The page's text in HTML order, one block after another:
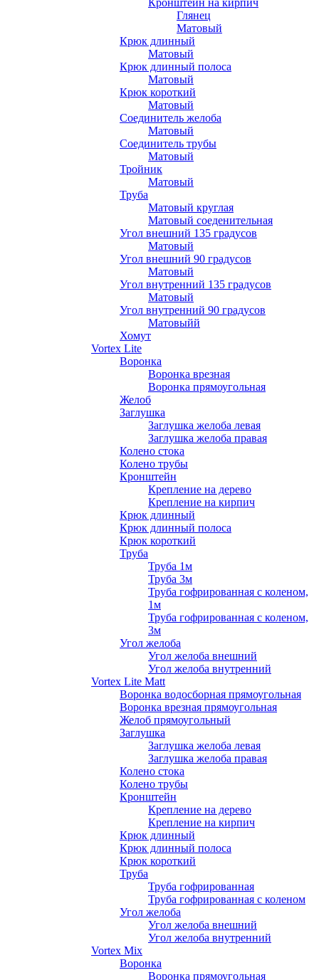
Кронштейн на кирпич
Глянец
Матовый
Крюк длинный
Матовый
Крюк длинный полоса
Матовый
Крюк короткий
Матовый
Соединитель желоба
Матовый
Соединитель трубы
Матовый
Тройник
Матовый
Труба
Матовый круглая
Матовый соеденительная
Угол внешний 135 градусов
Матовый
Угол внешний 90 градусов
Матовый
Угол внутренний 135 градусов
Матовый
Угол внутренний 90 градусов
Матовыйй
Хомут
Vortex Lite
Воронка
Воронка врезная
Воронка прямоугольная
Желоб
Заглушка
Заглушка желоба левая
Заглушка желоба правая
Колено стока
Колено трубы
Кронштейн
Крепление на дерево
Крепление на кирпич
Крюк длинный
Крюк длинный полоса
Крюк короткий
Труба
Труба 1м
Труба 3м
Труба гофрированная с коленом,
1м
Труба гофрированная с коленом,
3м
Угол желоба
Угол желоба внешний
Угол желоба внутренний
Vortex Lite Matt
Воронка водосборная прямоугольная
Воронка врезная прямоугольная
Желоб прямоугольный
Заглушка
Заглушка желоба левая
Заглушка желоба правая
Колено стока
Колено трубы
Кронштейн
Крепление на дерево
Крепление на кирпич
Крюк длинный
Крюк длинный полоса
Крюк короткий
Труба
Труба гофрированная
Труба гофрированная с коленом
Угол желоба
Угол желоба внешний
Угол желоба внутренний
Vortex Mix
Воронка
Воронка прямоугольная